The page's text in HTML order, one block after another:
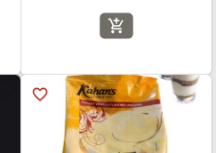
add_shopping_cart
favorite_border